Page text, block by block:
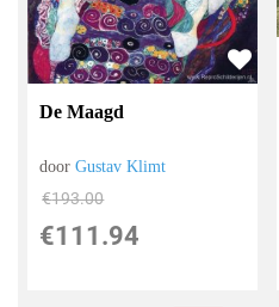
De Maagd
doorGustav Klimt
€193.00
€111.94